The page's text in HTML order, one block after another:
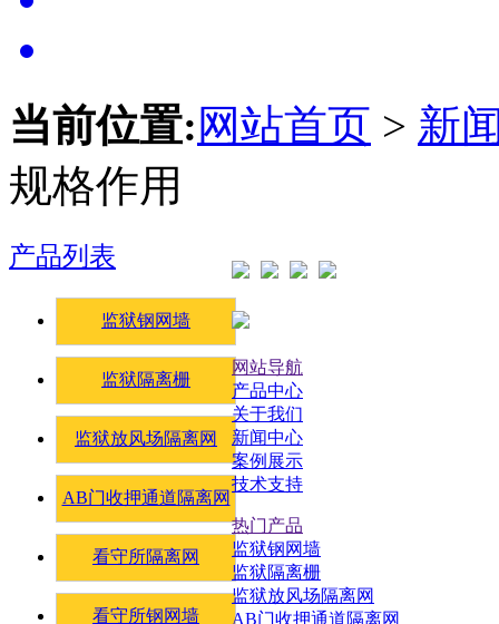
当前位置: 网站首页 > 新
规格作用
产品列表
监狱钢网墙
监狱隔离栅
监狱放风场隔离网
AB门收押通道隔离网
看守所隔离网
看守所钢网墙
网站导航
产品中心
关于我们
新闻中心
案例展示
技术支持
热门产品
监狱钢网墙
监狱隔离栅
监狱放风场隔离网
AB门收押通道隔离网